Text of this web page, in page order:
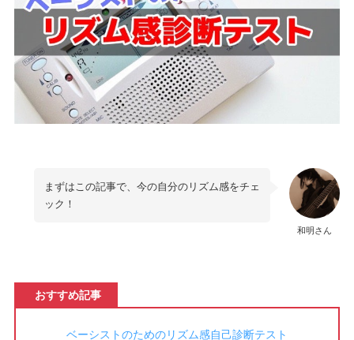
和明さん
まずはこの記事で、今の自分のリズム感をチェ
ック！
おすすめ記事
ベーシストのためのリズム感自己診断テスト